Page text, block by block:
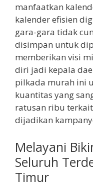
manfaatkan
kalender efisien
gara-gara tidak
disimpan untuk
memberikan visi
diri jadi kepala
pilkada murah ini
kuantitas yang
ratusan ribu
dijadikan
Melayani
Seluruh
Timur